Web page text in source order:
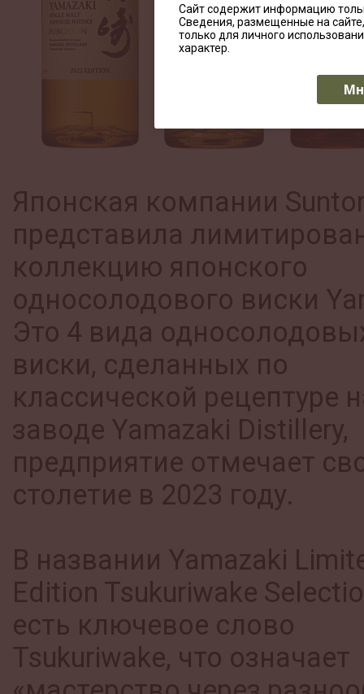
Японская компании
представила
коллекцию японского
односолодового виски
Это 4 вида
виски, сделанных по
классической рецептуре
заводе Yamazaki Distillery,
предприятие отмечает
столетие в 2023 году.
В названии Yamazaki
Edition Tsukuriwake
есть ключевое слово
Tsukuriwake, что означает
Сайт содержит информацию
Сведения, размещенные на
только для личного
характер.